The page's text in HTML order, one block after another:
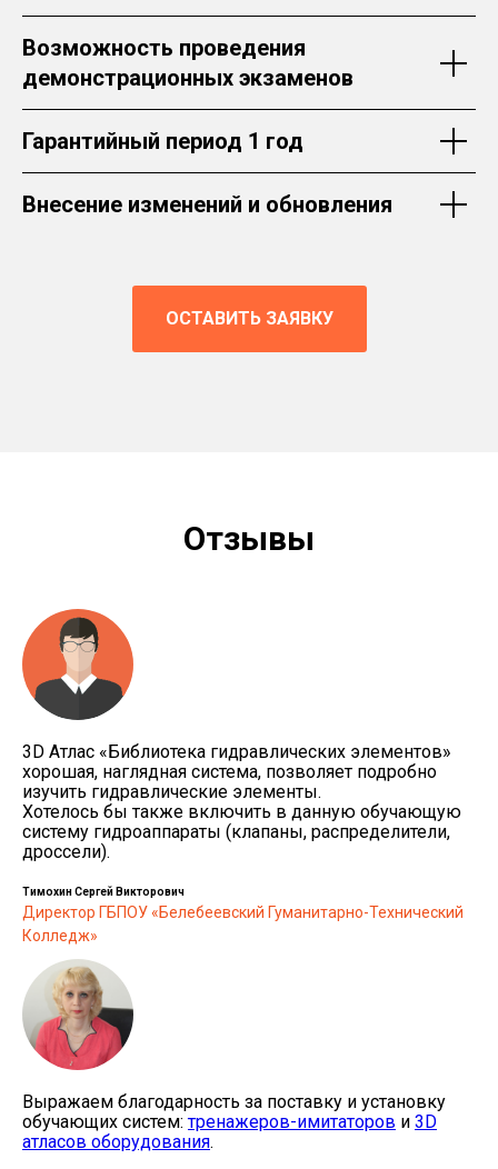
Возможность проведения
демонстрационных экзаменов
Гарантийный период 1 год
Внесение изменений и обновления
ОСТАВИТЬ ЗАЯВКУ
Отзывы
3D Атлас «Библиотека гидравлических элементов»
хорошая, наглядная система, позволяет подробно
изучить гидравлические элементы.
Хотелось бы также включить в данную обучающую
систему гидроаппараты (клапаны, распределители,
дроссели).
Тимохин Сергей Викторович
Директор ГБПОУ «Белебеевский Гуманитарно-Технический
Колледж»
Выражаем благодарность за поставку и установку
обучающих систем:тренажеров-имитаторов и 3D
атласов оборудования.